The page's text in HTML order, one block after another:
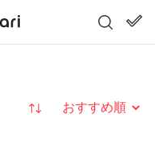
並び替え